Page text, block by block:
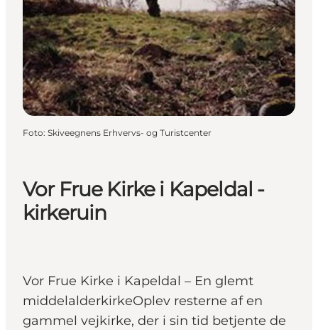
Vor Frue Kirke i Kapeldal -
kirkeruin
Vor Frue Kirke i Kapeldal – En glemt
middelalderkirkeOplev resterne af en
gammel vejkirke, der i sin tid betjente de
Foto: Skiveegnens Erhvervs- og Turistcenter